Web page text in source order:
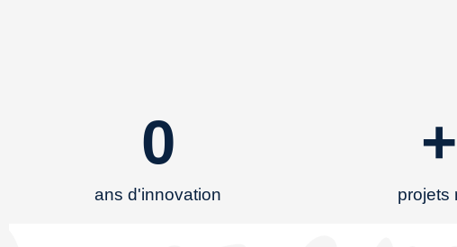
ans d'innovation
0
projets
+